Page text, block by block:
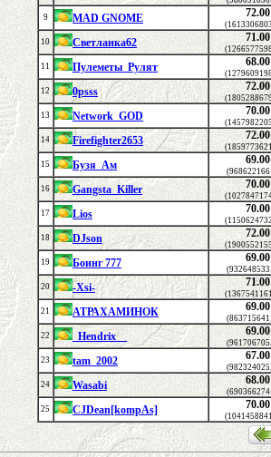
9
MAD GNOME 72.00
10
Светланка62 71.00
11
Пулеметы_Рулят 68.00
12
0psss 72.00
13
Network_GOD 70.00
14
Firefighter2653 72.00
15
Бузя_Ам 69.00
16
Gangsta_Killer 70.00
17
Lios 70.00
18
DJson 72.00
19
Боинг 777 69.00
20
-Xsi- 71.00
21
АТРАХАМИНОК 69.00
22
_Hendrix__ 69.00
23
tam_2002 67.00
24
Wasabi 68.00
25
CJDean[kompAs] 70.00